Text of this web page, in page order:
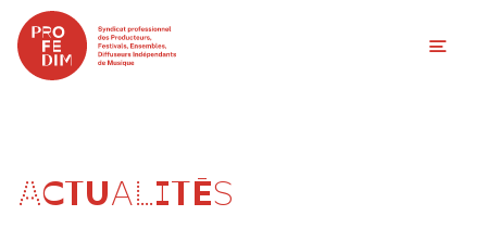
ACTUALITÉS